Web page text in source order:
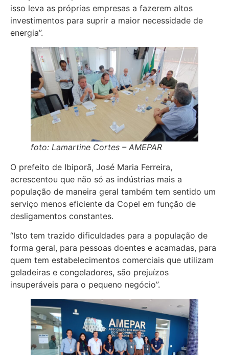
isso leva as próprias empresas a fazerem altos
investimentos para suprir a maior necessidade de
energia”.
foto: Lamartine Cortes – AMEPAR
O prefeito de Ibiporã, José Maria Ferreira,
acrescentou que não só as indústrias mais a
população de maneira geral também tem sentido um
serviço menos eficiente da Copel em função de
desligamentos constantes.
“Isto tem trazido dificuldades para a população de
forma geral, para pessoas doentes e acamadas, para
quem tem estabelecimentos comerciais que utilizam
geladeiras e congeladores, são prejuízos
insuperáveis para o pequeno negócio”.